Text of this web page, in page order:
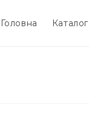
Головна Каталог